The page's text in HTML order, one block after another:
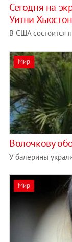
Сегодня на
Уитни Хьюстон
В США состоится
Мир
Волочкову
У балерины
Мир